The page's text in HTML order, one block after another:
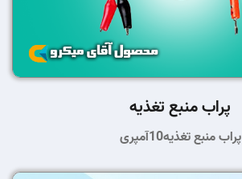
پراب منبع تغذیه
پراب منبع تغذیه10آمپری